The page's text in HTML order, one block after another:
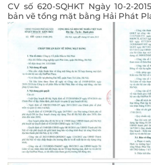
CV số 620-SQHKT Ngày 10-2-
bản vẽ tổng mặt bằng Hải Phát